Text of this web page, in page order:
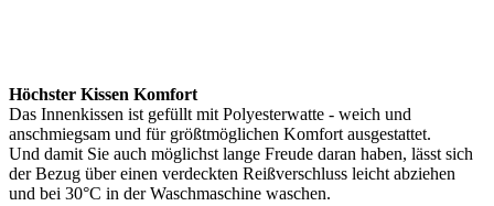
Höchster Kissen Komfort
Das Innenkissen ist gefüllt mit Polyesterwatte - weich und
anschmiegsam und für größtmöglichen Komfort ausgestattet.
Und damit Sie auch möglichst lange Freude daran haben, lässt sich
der Bezug über einen verdeckten Reißverschluss leicht abziehen
und bei 30°C in der Waschmaschine waschen.